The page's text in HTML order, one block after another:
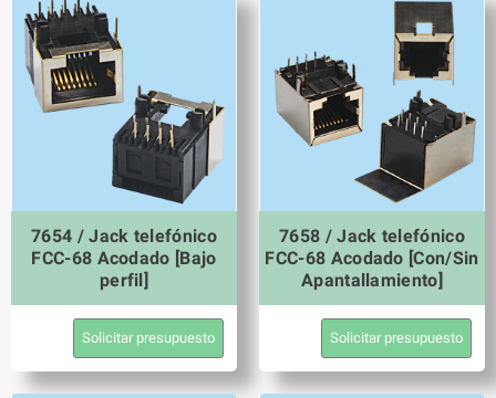
7654 / Jack telefónico
FCC-68 Acodado [Bajo
perfil]
Solicitar presupuesto
7658 / Jack telefónico
FCC-68 Acodado [Con/Sin
Apantallamiento]
Solicitar presupuesto